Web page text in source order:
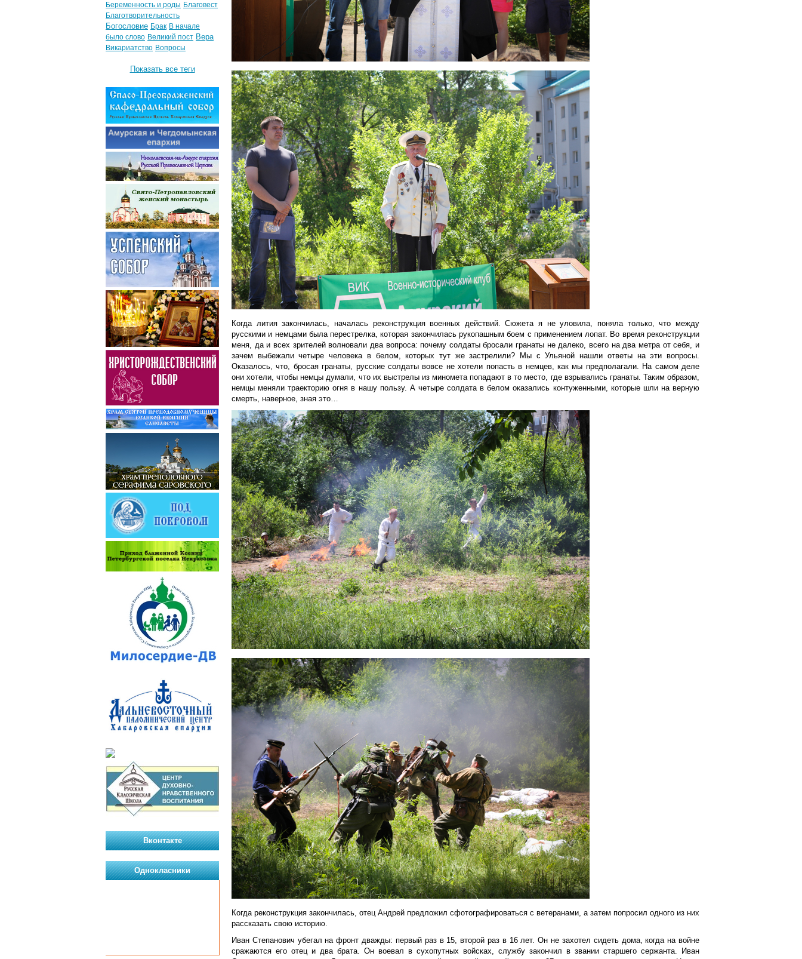
Когда лития закончилась, началась реконструкция военных действий. Сюжета я не уловила, поняла только, что между
русскими и немцами была перестрелка, которая закончилась рукопашным боем с применением лопат. Во время реконструкции
меня, да и всех зрителей волновали два вопроса: почему солдаты бросали гранаты не далеко, всего на два метра от себя, и
зачем выбежали четыре человека в белом, которых тут же застрелили? Мы с Ульяной нашли ответы на эти вопросы.
Оказалось, что, бросая гранаты, русские солдаты вовсе не хотели попасть в немцев, как мы предполагали. На самом деле
они хотели, чтобы немцы думали, что их выстрелы из миномета попадают в то место, где взрывались гранаты. Таким образом,
немцы меняли траекторию огня в нашу пользу. А четыре солдата в белом оказались контуженными, которые шли на верную
смерть, наверное, зная это…
Когда реконструкция закончилась, отец Андрей предложил сфотографироваться с ветеранами, а затем попросил одного из них
рассказать свою историю.
Иван Степанович убегал на фронт дважды: первый раз в 15, второй раз в 16 лет. Он не захотел сидеть дома, когда на войне
сражаются его отец и два брата. Он воевал в сухопутных войсках, службу закончил в звании старшего сержанта. Иван
Беременность и роды Благовест
Благотворительность
Богословие Брак В начале
было слово Великий пост Вера
Викариатство Вопросы
Показать все теги
Вконтакте
Однокласники